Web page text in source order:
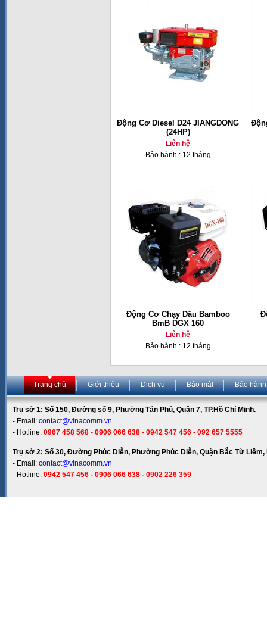
Động Cơ Diesel D24 JIANGDONG
(24HP)
Liên hệ
Bảo hành : 12 tháng
Động Cơ Chạy Dầu Bamboo
BmB DGX 160
Liên hệ
Bảo hành : 12 tháng
Trang chủ Giới thiệu Dịch vụ Bảo mật Bảo hành
Trụ sở 1: Số 150, Đường số 9, Phường Tân Phú, Quận 7, TP.Hồ Chí Minh.
- Email: contact@vinacomm.vn
- Hotline: 0967 458 568 - 0906 066 638 - 0942 547 456 - 092 657 5555
Trụ sở 2: Số 30, Đường Phúc Diễn, Phường Phúc Diễn, Quận Bắc Từ Liêm,
- Email: contact@vinacomm.vn
- Hotline: 0942 547 456 - 0906 066 638 - 0902 226 359